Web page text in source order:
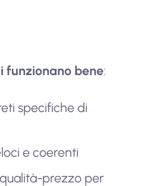
funzionano bene:
specifiche di
e coerenti
prezzo per